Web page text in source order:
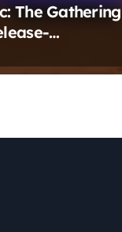
The Gathering